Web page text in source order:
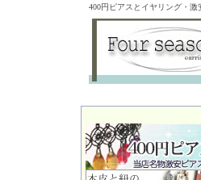
400円ピアスとイヤリング・